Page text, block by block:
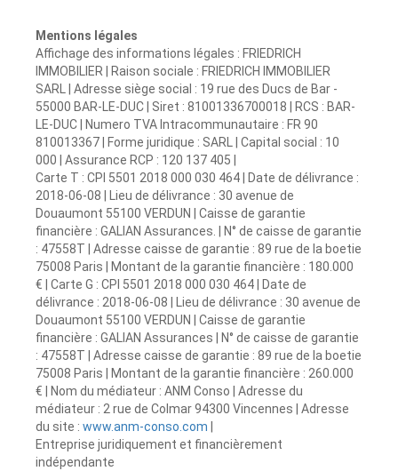
Mentions légales
Affichage des informations légales : FRIEDRICH
IMMOBILIER | Raison sociale : FRIEDRICH IMMOBILIER
SARL | Adresse siège social : 19 rue des Ducs de Bar -
55000 BAR-LE-DUC | Siret : 81001336700018 | RCS : BAR-
LE-DUC | Numero TVA Intracommunautaire : FR 90
810013367 | Forme juridique : SARL | Capital social : 10
000 | Assurance RCP : 120 137 405 |
Carte T : CPI 5501 2018 000 030 464 | Date de délivrance :
2018-06-08 | Lieu de délivrance : 30 avenue de
Douaumont 55100 VERDUN | Caisse de garantie
financière : GALIAN Assurances. | N° de caisse de garantie
: 47558T | Adresse caisse de garantie : 89 rue de la boetie
75008 Paris | Montant de la garantie financière : 180.000
€ | Carte G : CPI 5501 2018 000 030 464 | Date de
délivrance : 2018-06-08 | Lieu de délivrance : 30 avenue de
Douaumont 55100 VERDUN | Caisse de garantie
financière : GALIAN Assurances | N° de caisse de garantie
: 47558T | Adresse caisse de garantie : 89 rue de la boetie
75008 Paris | Montant de la garantie financière : 260.000
€ | Nom du médiateur : ANM Conso | Adresse du
médiateur : 2 rue de Colmar 94300 Vincennes | Adresse
du site : www.anm-conso.com
Entreprise juridiquement et financièrement
indépendante